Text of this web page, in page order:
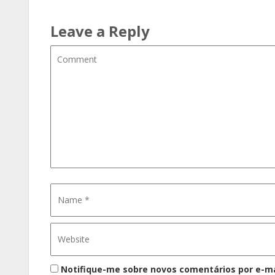
Leave a Reply
Notifique-me sobre novos comentários por e-